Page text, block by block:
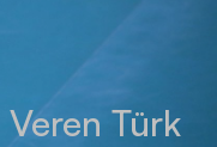
Veren Türk